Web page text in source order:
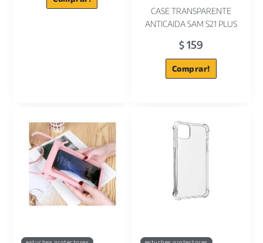
CASE TRANSPARENTE
ANTICAIDA SAM S21 PLUS
$159
Comprar!